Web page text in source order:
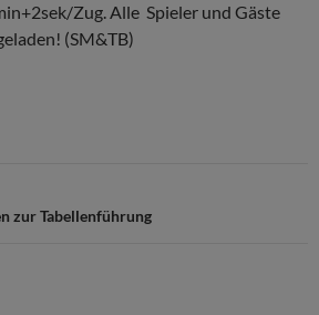
Zug. Alle Spieler und Gäste
(SM&TB)
zur Tabellenführung